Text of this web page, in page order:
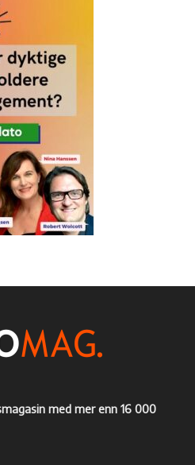
med mer enn 16 000